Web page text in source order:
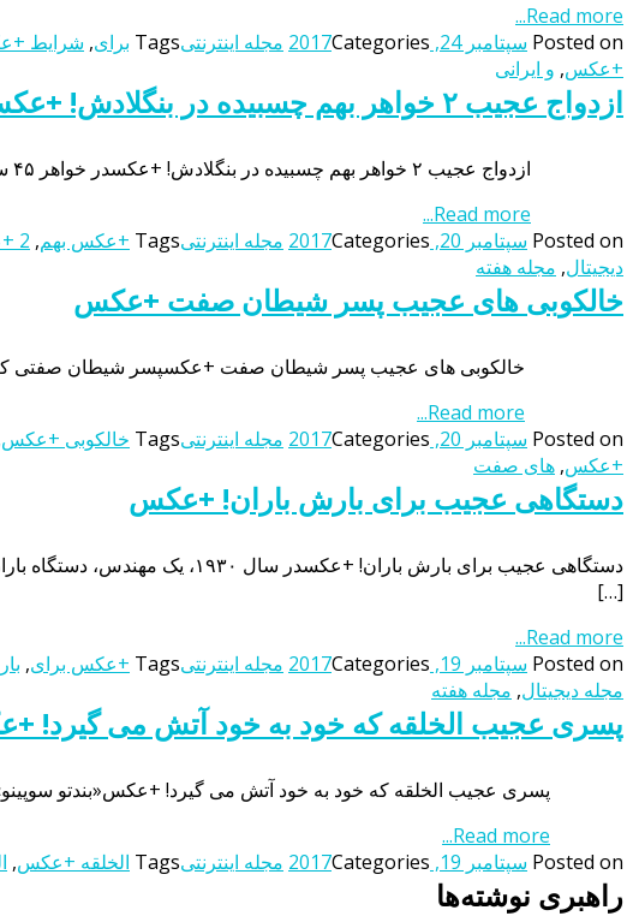
Read more...
Posted on سپتامبر 24, 2017 Categories مجله اینترنتیTags برای, شرایط
+عکس, و ایرانی
ازدواج عجیب ۲ خواهر بهم چسبیده در بنگلادش! +عکس
ازدواج عجیب ۲ خواهر بهم چسبیده در بنگلادش! +عکسدر خواهر ۴۵ ساله ای که از ناحیه شکم بهم چسبیده بودند، بعد از سال ها توانستند ازدواج کرده و به مرد رویاهای خود برسند! ازدواج عجیب […]
Read more...
Posted on سپتامبر 20, 2017 Categories مجله اینترنتیTags +عکس بهم, 2 +عکس
دیجیتال, مجله هفته
خالکوبی‌ های عجیب پسر شیطان صفت +عکس
خالکوبی‌ های عجیب پسر شیطان صفت +عکسپسر شیطان صفتی که با
Read more...
Posted on سپتامبر 20, 2017 Categories مجله اینترنتیTags خالکوبی‌ +عکس
+عکس, های صفت
دستگاهی عجیب برای بارش باران! +عکس
دستگاهی عجیب برای بارش
[…]
Read more...
Posted on سپتامبر 19, 2017 Categories مجله اینترنتیTags +عکس برای,
مجله دیجیتال, مجله هفته
پسری عجیب الخلقه که خود به خود آتش می گیرد!
پسری عجیب الخلقه که خود به خود آتش می گیرد! +عکس«بندتو سوپینو» نام یک جوان ایتالیایی است که در دهه ۱۹۸۰
Read more...
Posted on سپتامبر 19, 2017 Categories مجله اینترنتیTags الخلقه +عکس,
راهبری نوشته‌ها